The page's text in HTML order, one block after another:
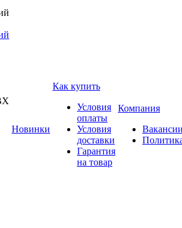
Новинки
Как купить
Условия
оплаты
Условия
доставки
Гарантия
на товар
Компания